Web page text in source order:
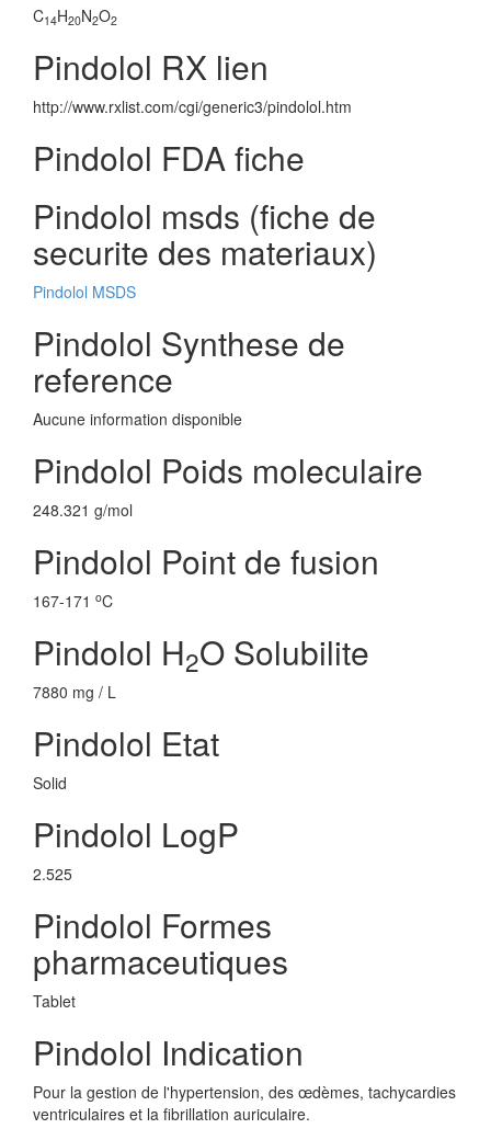
C14H20N2O2
Pindolol RX lien
http://www.rxlist.com/cgi/generic3/pindolol.htm
Pindolol FDA fiche
Pindolol msds (fiche de
securite des materiaux)
Pindolol MSDS
Pindolol Synthese de
reference
Aucune information disponible
Pindolol Poids moleculaire
248.321 g/mol
Pindolol Point de fusion
167-171 oC
Pindolol H2O Solubilite
7880 mg / L
Pindolol Etat
Solid
Pindolol LogP
2.525
Pindolol Formes
pharmaceutiques
Tablet
Pindolol Indication
Pour la gestion de l'hypertension, des œdèmes, tachycardies
ventriculaires et la fibrillation auriculaire.